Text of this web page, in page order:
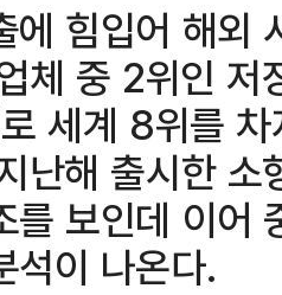
에 힘입어 해외
체 중 2위인
세계 8위를
난해 출시한 소
를 보인데 이어
석이 나온다.